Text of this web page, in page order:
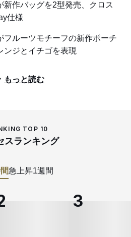
新作バッグを2型発売、クロス
仕様
フルーツモチーフの新作ポーチ
ジとイチゴを表現
もっと読む
TOP 10
スランキング
急上昇1週間